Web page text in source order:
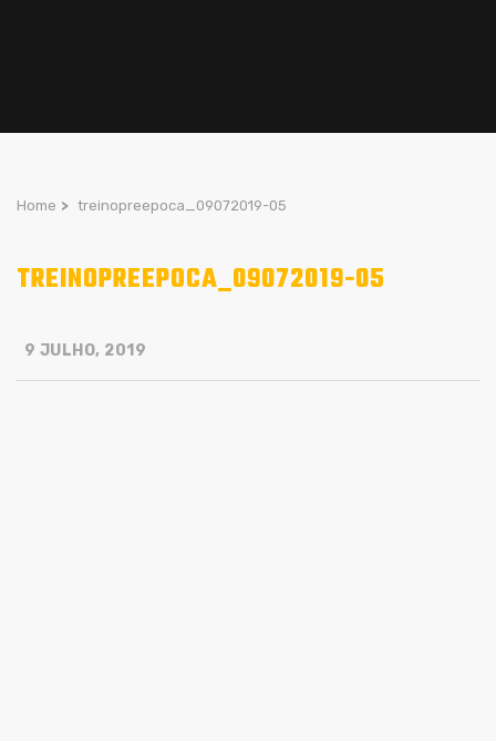
Home > treinopreepoca_09072019-05
TREINOPREEPOCA_09072019-05
9 JULHO, 2019